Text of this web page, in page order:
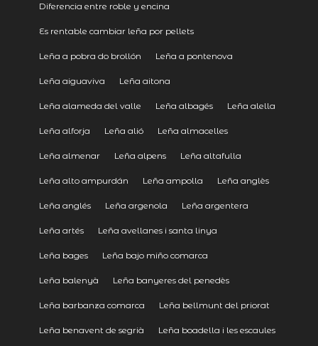
Diferencia entre roble y encina
Es rentable cambiar leña por pellets
Leña a pobra do brollón Leña a pontenova
Leña aiguaviva Leña aitona
Leña alameda del valle Leña albagés Leña alella
Leña alforja Leña alió Leña almacelles
Leña almenar Leña alpens Leña altafulla
Leña alto ampurdán Leña ampolla Leña anglès
Leña anglés Leña argenola Leña argentera
Leña artés Leña avellanes i santa linya
Leña bages Leña bajo miño comarca
Leña balenyà Leña banyeres del penedès
Leña barbanza comarca Leña bellmunt del priorat
Leña benavent de segrià Leña boadella i les escaules